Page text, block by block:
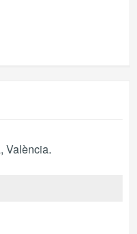
, València.